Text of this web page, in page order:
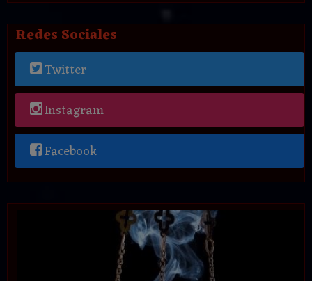
Redes Sociales
Twitter
Instagram
Facebook